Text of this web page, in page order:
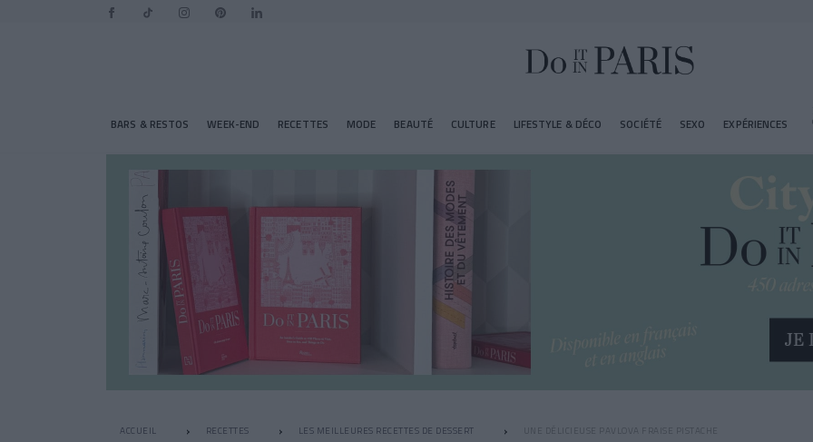
BARS & RESTOS WEEK-END RECETTES MODE BEAUTÉ CULTURE LIFESTYLE & DÉCO SOCIÉTÉ SEXO EXPÉRIENCES
ACCUEIL RECETTES LES MEILLEURES RECETTES DE DESSERT UNE DÉLICIEUSE PAVLOVA FRAISE PISTACHE